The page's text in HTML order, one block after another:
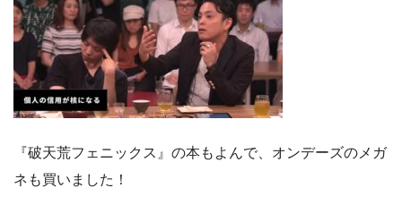
『破天荒フェニックス』の本もよんで、オンデーズのメガ
ネも買いました！